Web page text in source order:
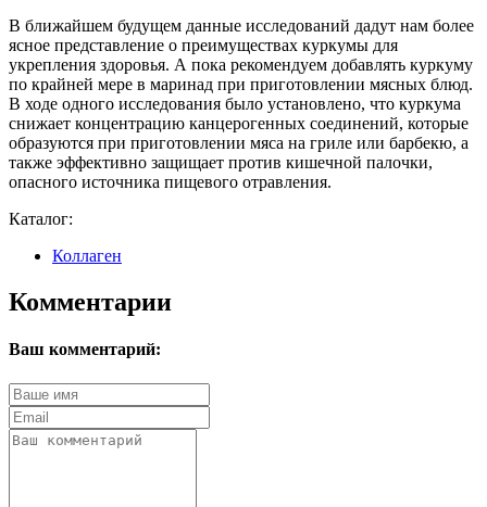
В ближайшем будущем данные исследований дадут нам более
ясное представление о преимуществах куркумы для
укрепления здоровья. А пока рекомендуем добавлять куркуму
по крайней мере в маринад при приготовлении мясных блюд.
В ходе одного исследования было установлено, что куркума
снижает концентрацию канцерогенных соединений, которые
образуются при приготовлении мяса на гриле или барбекю, а
также эффективно защищает против кишечной палочки,
опасного источника пищевого отравления.
Каталог:
Коллаген
Комментарии
Ваш комментарий: